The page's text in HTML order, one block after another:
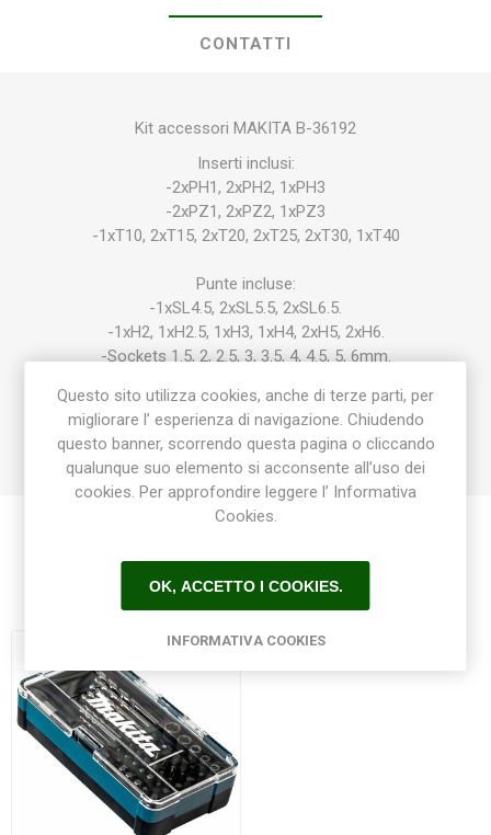
CONTATTI
Kit accessori MAKITA B-36192
Inserti inclusi:
-2xPH1, 2xPH2, 1xPH3
-2xPZ1, 2xPZ2, 1xPZ3
-1xT10, 2xT15, 2xT20, 2xT25, 2xT30, 1xT40
Punte incluse:
-1xSL4.5, 2xSL5.5, 2xSL6.5.
-1xH2, 1xH2.5, 1xH3, 1xH4, 2xH5, 2xH6.
-Sockets 1.5, 2, 2.5, 3, 3.5, 4, 4.5, 5, 6mm.
Portainserti magnetico 1/4" con rotazione 2 vie.
Prodotti correlati
Questo sito utilizza cookies, anche di terze parti, per
migliorare l’ esperienza di navigazione. Chiudendo
questo banner, scorrendo questa pagina o cliccando
qualunque suo elemento si acconsente all’uso dei
cookies. Per approfondire leggere l’ Informativa
Cookies.
OK, ACCETTO I COOKIES.
INFORMATIVA COOKIES